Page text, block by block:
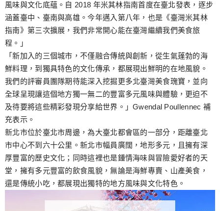
風味與文化底蘊。自 2018 年米其林指南首度在臺北發表，逐步
涵蓋臺中、臺南與高雄。今年邁入第八年，也是《臺灣米其林
指南》第三次擴展，我們非常開心能在臺灣繼續我們美食旅
程。」
「新加入的三個城市，不僅融合傳統與創新，從生氣蓬勃的海
鮮料理，到獨具特色的文化傳承，都展現出鮮明的在地風貌。
我們的評審員團隊期待能深入挖掘更多北臺灣美食瑰寶，並向
全球呈現讓這個地方獨一無二的豐富多元風味與體驗，更迫不
及待要將這些精彩發現分享給世界。」Gwendal Poullennec 補
充表示。
新北市位於臺北市周邊，為大臺北都會區的一部分，距離臺北
市中心不到六十公里。新北市幅員廣闊，地形多元，且擁有深
厚豐富的歷史文化；同時這裡也是鍾情海味與冒險愛好者的天
堂，擁有多元豐富的飲食風貌，無論是海鮮專賣、山產美食，
還是傳統小吃，都展現出獨特的地方風味與文化特色。